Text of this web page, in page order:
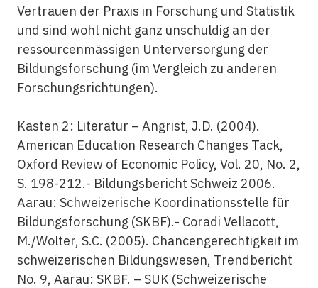
Vertrauen der Praxis in Forschung und Statistik
und sind wohl nicht ganz unschuldig an der
ressourcenmässigen Unterversorgung der
Bildungsforschung (im Vergleich zu anderen
Forschungsrichtungen).
Kasten 2: Literatur – Angrist, J.D. (2004).
American Education Research Changes Tack,
Oxford Review of Economic Policy, Vol. 20, No. 2,
S. 198-212.- Bildungsbericht Schweiz 2006.
Aarau: Schweizerische Koordinationsstelle für
Bildungsforschung (SKBF).- Coradi Vellacott,
M./Wolter, S.C. (2005). Chancengerechtigkeit im
schweizerischen Bildungswesen, Trendbericht
No. 9, Aarau: SKBF. – SUK (Schweizerische